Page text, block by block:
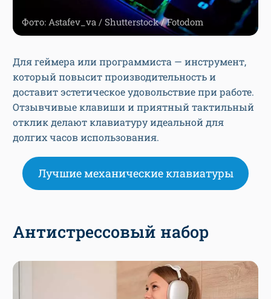
Фото: Astafev_va / Shutterstock / Fotodom
Для геймера или программиста — инструмент,
который повысит производительность и
доставит эстетическое удовольствие при работе.
Отзывчивые клавиши и приятный тактильный
отклик делают клавиатуру идеальной для
долгих часов использования.
Лучшие механические клавиатуры
Антистрессовый набор